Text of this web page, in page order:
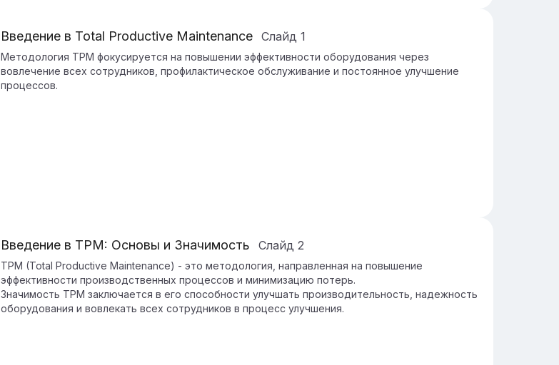
Введение в Total Productive Maintenance Слайд 1
Методология TPM фокусируется на повышении эффективности оборудования через
вовлечение всех сотрудников, профилактическое обслуживание и постоянное улучшение
процессов.
Введение в TPM: Основы и Значимость Слайд 2
TPM (Total Productive Maintenance) - это методология, направленная на повышение
эффективности производственных процессов и минимизацию потерь.
Значимость TPM заключается в его способности улучшать производительность, надежность
оборудования и вовлекать всех сотрудников в процесс улучшения.